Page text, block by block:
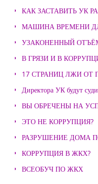
КАК ЗАСТАВИТЬ УК
МАШИНА ВРЕМЕНИ
УЗАКОНЕННЫЙ
В ГРЯЗИ И В
17 СТРАНИЦ ЛЖИ ОТ
Директора УК будут
ВЫ ОБРЕЧЕНЫ НА
ЭТО НЕ КОРРУПЦИЯ?
РАЗРУШЕНИЕ ДОМА
КОРРУПЦИЯ В ЖКХ?
ВСЕОБУЧ ПО ЖКХ